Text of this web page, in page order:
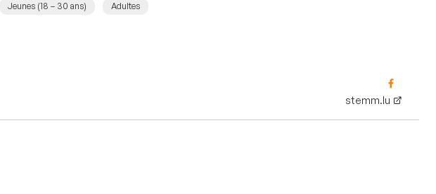
Jeunes (18 – 30 ans) Adultes
stemm.lu